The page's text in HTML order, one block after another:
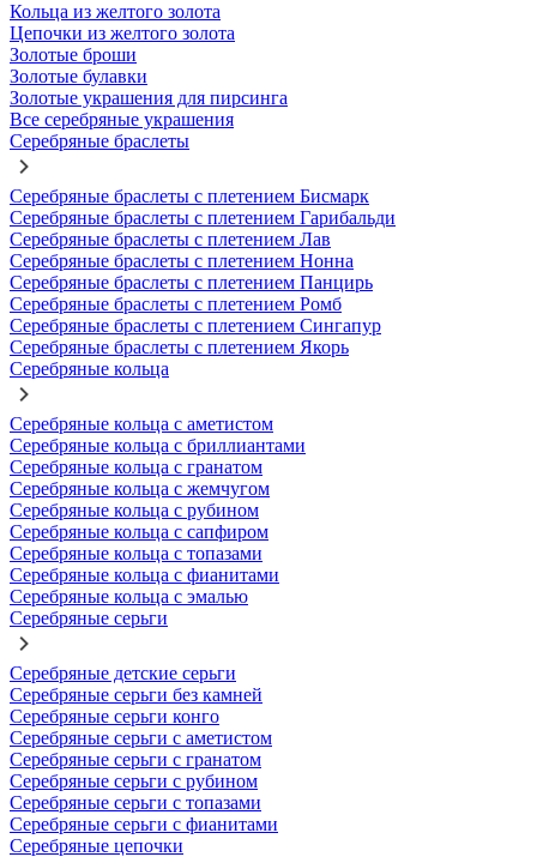
Кольца из желтого золота
Цепочки из желтого золота
Золотые броши
Золотые булавки
Золотые украшения для пирсинга
Все серебряные украшения
Серебряные браслеты
Серебряные браслеты с плетением Бисмарк
Серебряные браслеты с плетением Гарибальди
Серебряные браслеты с плетением Лав
Серебряные браслеты с плетением Нонна
Серебряные браслеты с плетением Панцирь
Серебряные браслеты с плетением Ромб
Серебряные браслеты с плетением Сингапур
Серебряные браслеты с плетением Якорь
Серебряные кольца
Серебряные кольца с аметистом
Серебряные кольца с бриллиантами
Серебряные кольца с гранатом
Серебряные кольца с жемчугом
Серебряные кольца с рубином
Серебряные кольца с сапфиром
Серебряные кольца с топазами
Серебряные кольца с фианитами
Серебряные кольца с эмалью
Серебряные серьги
Серебряные детские серьги
Серебряные серьги без камней
Серебряные серьги конго
Серебряные серьги с аметистом
Серебряные серьги с гранатом
Серебряные серьги с рубином
Серебряные серьги с топазами
Серебряные серьги с фианитами
Серебряные цепочки